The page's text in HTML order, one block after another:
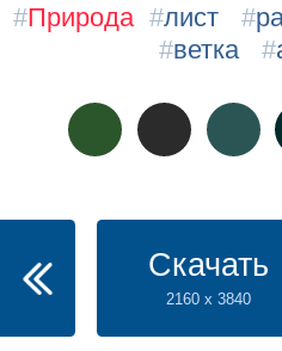
#Природа #лист #
#ветка #
Скачать
2160 x 3840